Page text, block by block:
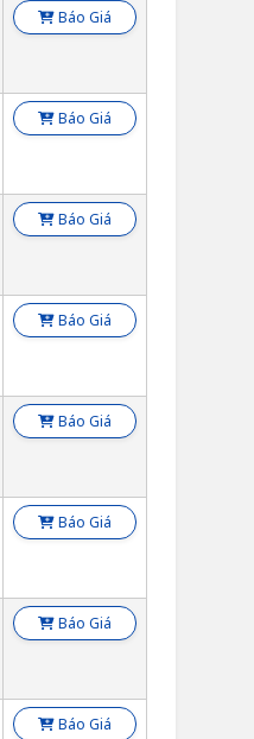
Báo Giá
Báo Giá
Báo Giá
Báo Giá
Báo Giá
Báo Giá
Báo Giá
Báo Giá